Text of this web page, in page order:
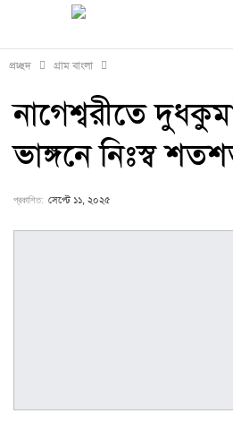
প্রচ্ছদ গ্রাম বাংলা
নাগেশ্বরীতে
ভাঙ্গনে নিঃস্ব
প্রকাশিত: সেপ্টে ১১, ২০২৫